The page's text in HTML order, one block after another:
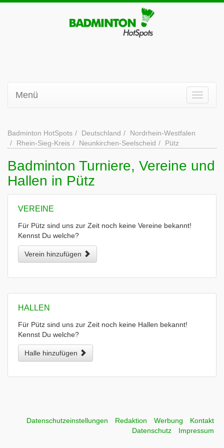
Menü
Badminton HotSpots Deutschland
Nordrhein-Westfalen
Rhein-Sieg-Kreis
Neunkirchen-Seelscheid Pütz
Badminton Turniere, Vereine und
Hallen in Pütz
VEREINE
Für Pütz sind uns zur Zeit noch keine Vereine bekannt!
Kennst Du welche?
Verein hinzufügen
HALLEN
Für Pütz sind uns zur Zeit noch keine Hallen bekannt!
Kennst Du welche?
Halle hinzufügen
Datenschutzeinstellungen Redaktion Werbung
Kontakt
Datenschutz
Impressum